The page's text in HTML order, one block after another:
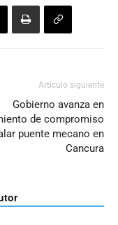
Artículo siguiente
Gobierno avanza en
de compromiso
puente mecano en
Cancura